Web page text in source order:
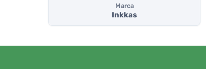
Marca
Inkkas